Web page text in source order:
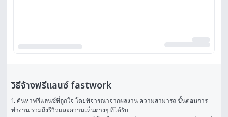
วิธีจ้างฟรีแลนซ์ fastwork
1. ค้นหาฟรีแลนซ์ที่ถูกใจ โดยพิจารณาจากผลงาน ความสามารถ ขั้นตอนการ
ทำงาน รวมถึงรีวิวและความเห็นต่างๆ ที่ได้รับ